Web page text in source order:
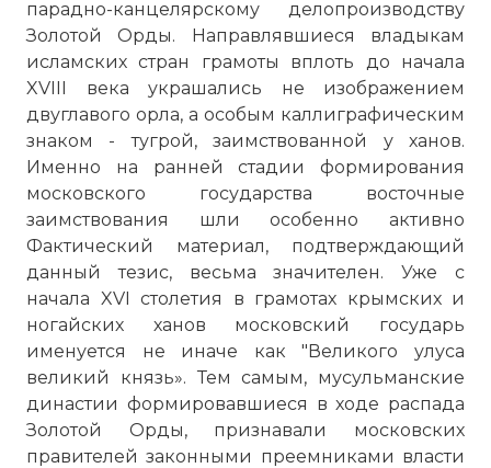
парадно-канцелярскому делопроизводству
Золотой Орды. Направлявшиеся владыкам
исламских стран грамоты вплоть до начала
XVIII века украшались не изображением
двуглавого орла, а особым каллиграфическим
знаком - тугрой, заимствованной у ханов.
Именно на ранней стадии формирования
московского государства восточные
заимствования шли особенно активно
Фактический материал, подтверждающий
данный тезис, весьма значителен. Уже с
начала XVI столетия в грамотах крымских и
ногайских ханов московский государь
именуется не иначе как "Великого улуса
великий князь». Тем самым, мусульманские
династии формировавшиеся в ходе распада
Золотой Орды, признавали московских
правителей законными преемниками власти